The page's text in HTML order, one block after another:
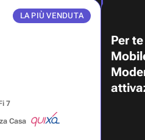
LA PIÙ VENDUTA
7
Casa
Per